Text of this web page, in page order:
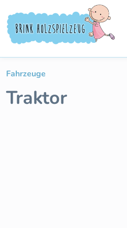
Hauptinhalt springen
Zur Suche springen
Zur Hauptnavigation springen
Fahrzeuge
Traktor